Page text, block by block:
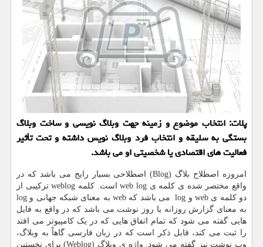
پلات: انتخاب موضوع و زمینه جهت وبلاگ نویسی و ساخت وبلاگ
بستگی به سلیقه و انتخاب فرد وبلاگ نویس داشته و تحت تأثیر
فعالیت های اقتصادی یا شخصیتی او می باشد.
امروزه اصطلاح بلاگ (Blog) اصطلاحی بسیار رایج می باشد که در
واقع مختصر شده‌ ی کلمه ی web logاست. کلمه weblogترکیبی از
دو کلمه ی webو logمی باشد کهweb به معنای شبکه جهانی و log
به معنای گزارش روزانه یا روز نوشت می باشد که در واقع به فایل
هایی گفته می شود که تمام اتفاق هایی که در یک کامپیوتر می افتد
را ثبت می کند، قابل ذکر است که در زبان فارسی گاهاً به وبلاگ،
وب نوشت نیز گفته می شود. واژه ی وبلاگ (Weblog) برای نخستین